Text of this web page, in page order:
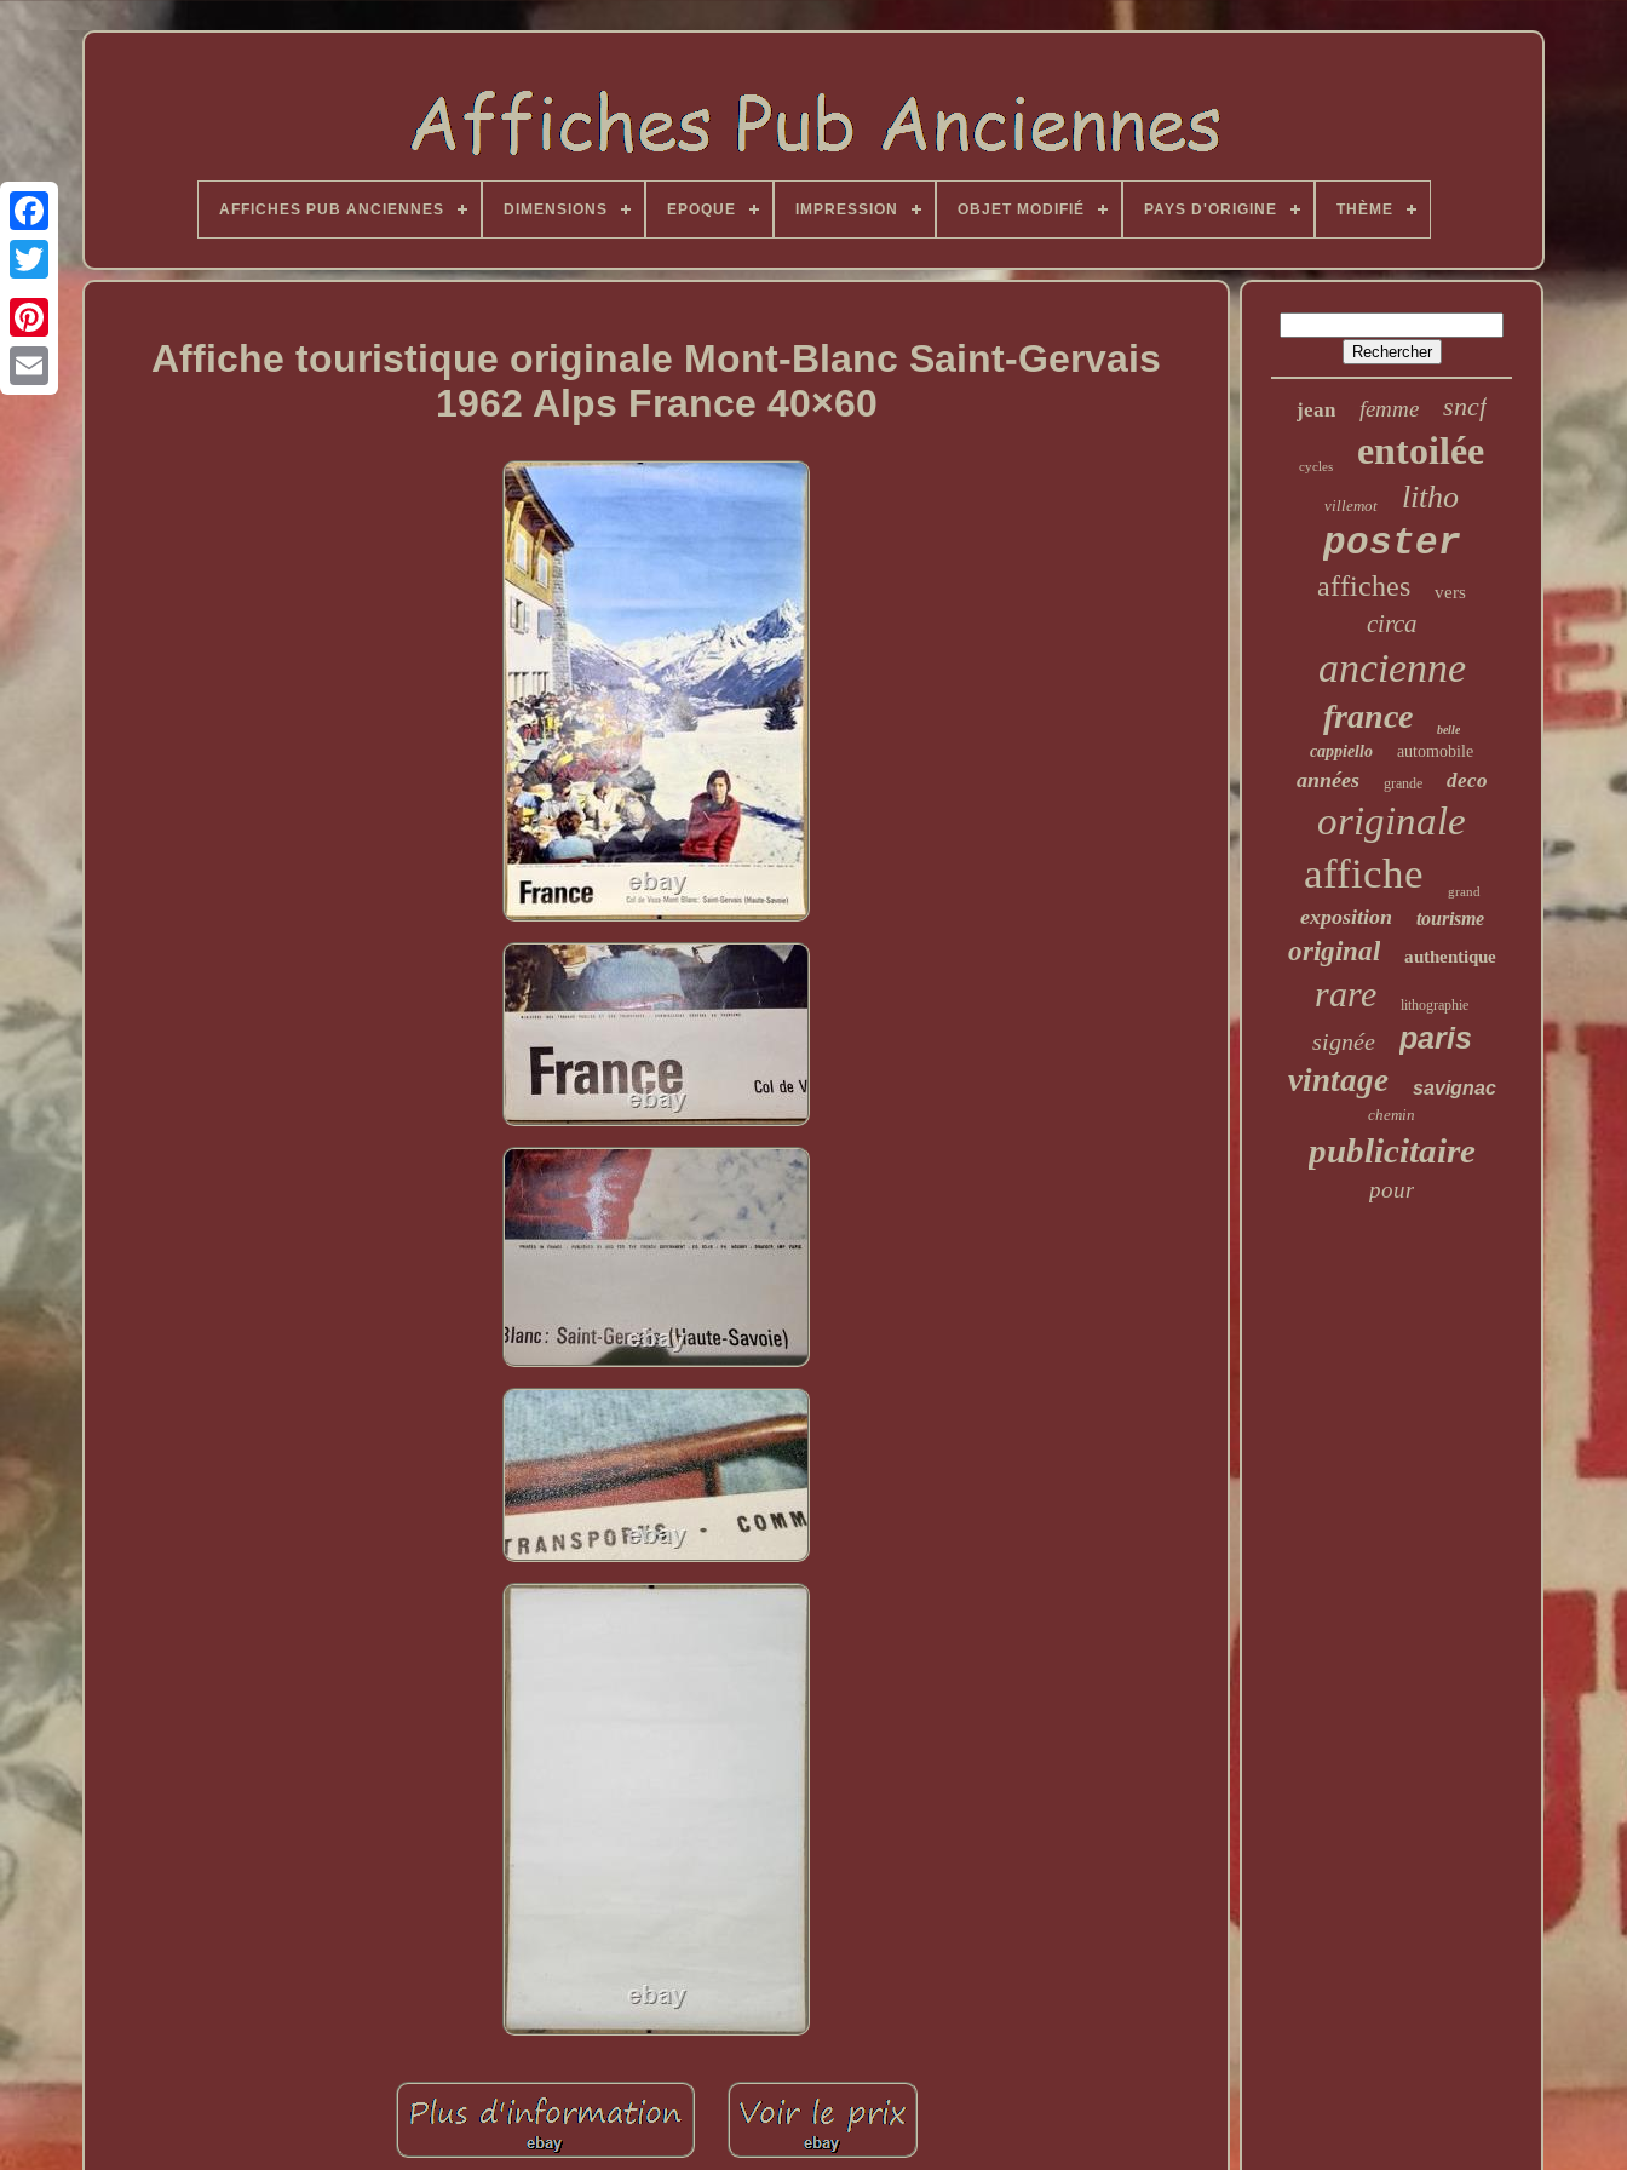
AFFICHES PUB ANCIENNES DIMENSIONS EPOQUE IMPRESSION OBJET MODIFIÉ PAYS D'ORIGINE THÈME
Affiche touristique originale Mont-Blanc Saint-Gervais
1962 Alps France 40×60
jean femme sncf
cycles entoilée
villemot litho
poster
affiches vers
circa
ancienne
france belle
cappiello automobile
années grande deco
originale
affiche grand
exposition tourisme
original authentique
rare lithographie
signée paris
vintage savignac
chemin
publicitaire
pour